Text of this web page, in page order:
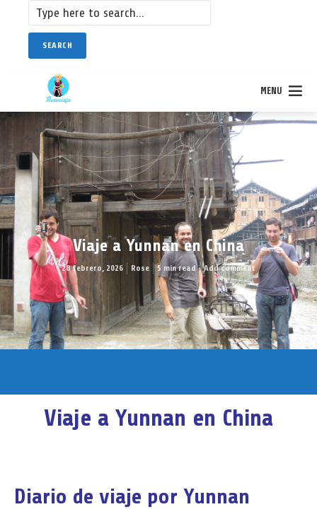
SEARCH
MENU
Viaje a Yunnan en China
28 febrero, 2026 Rose 5 min read Add comment
Viaje a Yunnan en China
Diario de viaje por Yunnan